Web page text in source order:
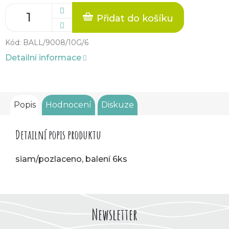
Přidat do košíku
Kód: BALL/9008/10G/6
Detailní informace
Popis Hodnocení Diskuze
Detailní popis produktu
siam/pozlaceno, balení 6ks
Newsletter